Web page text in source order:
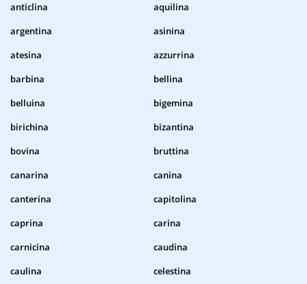
anticlina
aquilina
argentina
asinina
atesina
azzurrina
barbina
bellina
belluina
bigemina
birichina
bizantina
bovina
bruttina
canarina
canina
canterina
capitolina
caprina
carina
carnicina
caudina
caulina
celestina